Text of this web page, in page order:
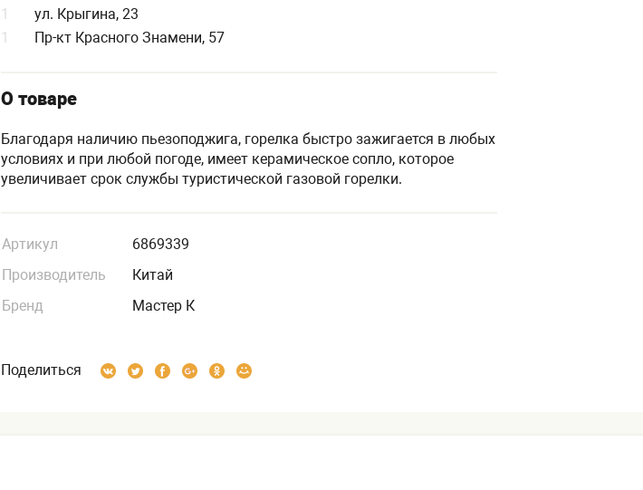
1
ул. Крыгина, 23
1
Пр-кт Красного Знамени, 57
О товаре
Благодаря наличию пьезоподжига, горелка быстро зажигается в любых
условиях и при любой погоде, имеет керамическое сопло, которое
увеличивает срок службы туристической газовой горелки.
Артикул
6869339
Производитель
Китай
Бренд
Мастер К
Поделиться